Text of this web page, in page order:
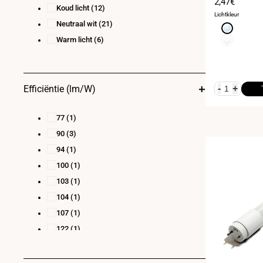
Lichtkleur
Koud
- +
Koud licht (12)
Neutraal wit (21)
Warm licht (6)
Efficiëntie (lm/W)
77 (1)
90 (3)
94 (1)
100 (1)
103 (1)
104 (1)
107 (1)
122 (1)
130 (2)